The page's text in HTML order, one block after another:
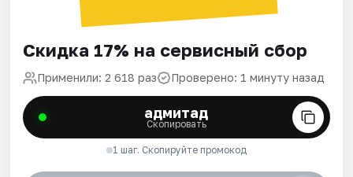
Скидка 17% на сервисный сбор
Применили: 2 618 раз Проверено: 1 минуту назад
адмитад
Скопировать
1 шаг. Скопируйте промокод